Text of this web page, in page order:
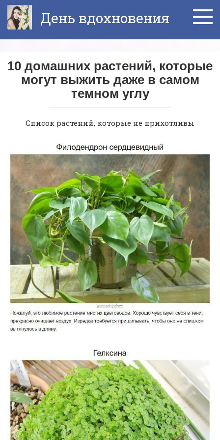
Перейти
контенту
День вдохновения
10 домашних растений, которые
могут выжить даже в самом
темном углу
Список растений, которые не прихотливы